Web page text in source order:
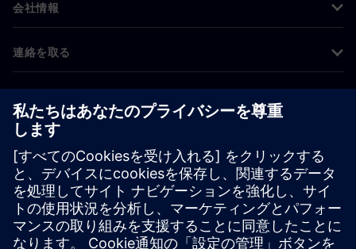
会社情報
連絡を取る
©Siemens2026
コーポレート情報
プライバシー通知